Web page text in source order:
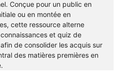
Conçue pour un public en
ou en montée en
cette ressource alterne
et quiz de
de consolider les acquis sur
des matières premières en